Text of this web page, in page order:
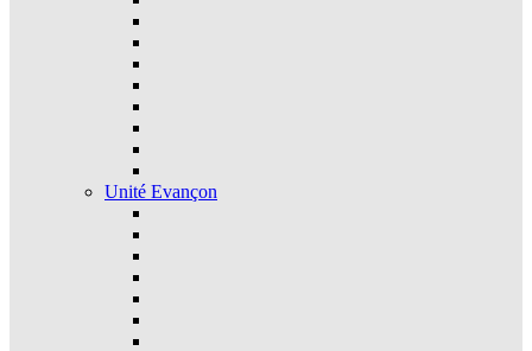
Unité Evançon